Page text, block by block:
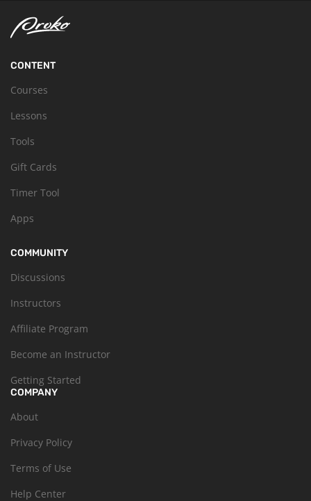
CONTENT
Courses
Lessons
Tools
Gift Cards
Timer Tool
Apps
COMMUNITY
Discussions
Instructors
Affiliate Program
Become an Instructor
Getting Started
COMPANY
About
Privacy Policy
Terms of Use
Help Center